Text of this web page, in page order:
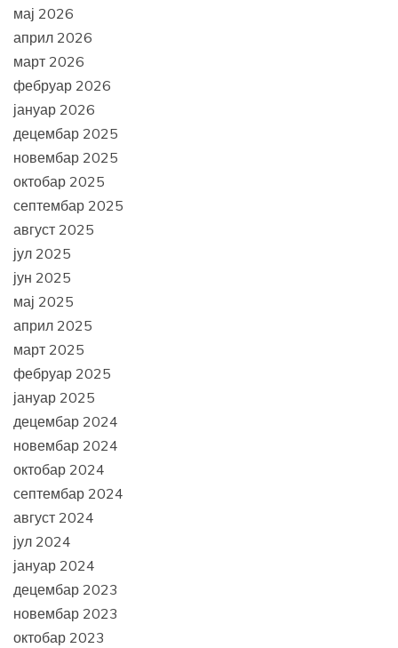
мај 2026
април 2026
март 2026
фебруар 2026
јануар 2026
децембар 2025
новембар 2025
октобар 2025
септембар 2025
август 2025
јул 2025
јун 2025
мај 2025
април 2025
март 2025
фебруар 2025
јануар 2025
децембар 2024
новембар 2024
октобар 2024
септембар 2024
август 2024
јул 2024
јануар 2024
децембар 2023
новембар 2023
октобар 2023